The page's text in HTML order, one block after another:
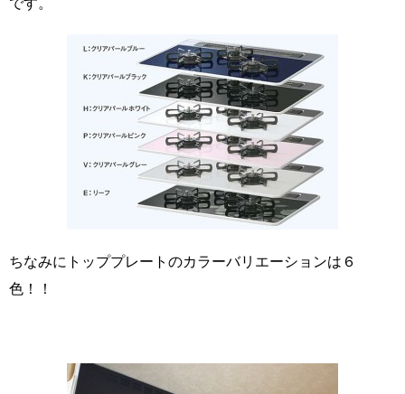
ちなみにトッププレートのカラーバリエーションは６
色！！